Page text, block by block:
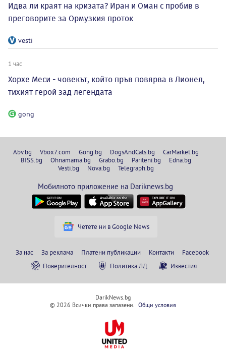
Идва ли краят на кризата? Иран и Оман с пробив в
преговорите за Ормузкия проток
vesti
1 час
Хорхе Меси - човекът, който пръв повярва в Лионел,
тихият герой зад легендата
gong
Abv.bg Vbox7.com Gong.bg DogsAndCats.bg
CarMarket.bg
BISS.bg
Ohnamama.bg Grabo.bg Pariteni.bg
Edna.bg
Vesti.bg
Nova.bg Telegraph.bg
Мобилното приложение на Dariknews.bg
Четете ни в Google News
За нас За реклама Платени публикации Контакти
Facebook
Поверителност
Политика ЛД Известия
DarikNews.bg
© 2026 Всички права запазени.
Общи условия